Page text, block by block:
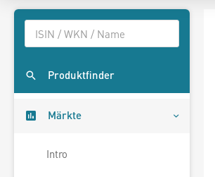
Produktfinder
Märkte
Intro